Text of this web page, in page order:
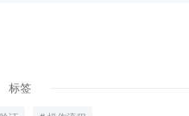
标签